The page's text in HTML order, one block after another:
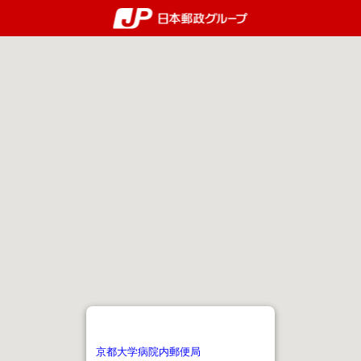
郵便局・日本郵政グループ
京都大学病院内郵便局